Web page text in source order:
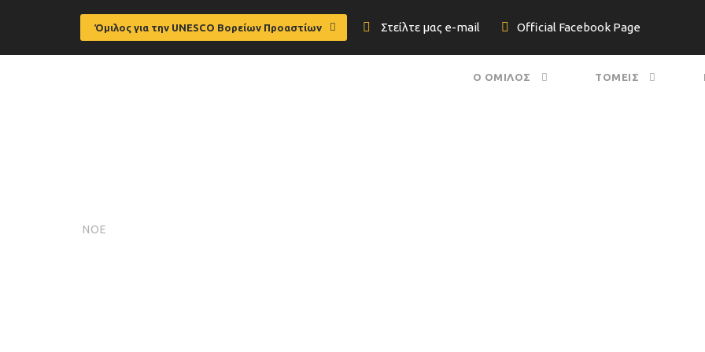
Όμιλος για την UNESCO Βορείων Προαστίων Στείλτε μας e-mail Official Facebook Page
Ο ΟΜΙΛΟΣ ΤΟΜΕΙΣ
ΝΟΕ